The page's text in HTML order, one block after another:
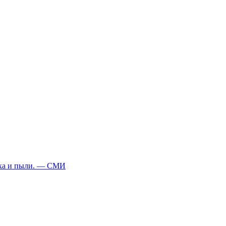
и пыли. — СМИ